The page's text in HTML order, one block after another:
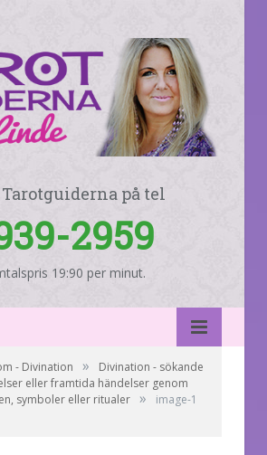
på tel
2959
19:90 per minut.
- Divination »
Divination - sökande
eller framtida händelser genom
symboler eller ritualer »
image-1